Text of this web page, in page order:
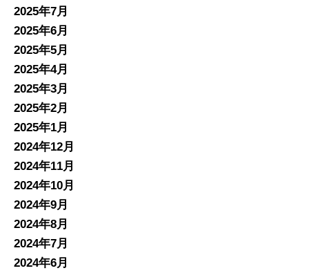
2025年7月
2025年6月
2025年5月
2025年4月
2025年3月
2025年2月
2025年1月
2024年12月
2024年11月
2024年10月
2024年9月
2024年8月
2024年7月
2024年6月